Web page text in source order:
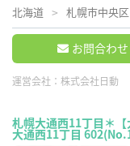
北海道 札幌市中央区
お問合わせ
運営会社： 株式会社日動
札幌大通西11丁目＊
大通西11丁目